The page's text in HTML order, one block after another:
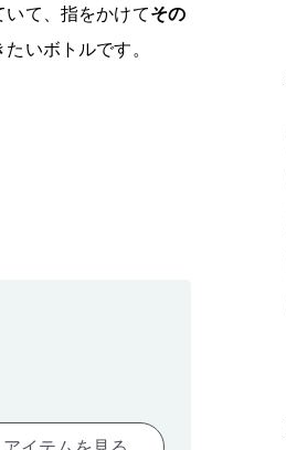
て、指をかけてその
いボトルです。